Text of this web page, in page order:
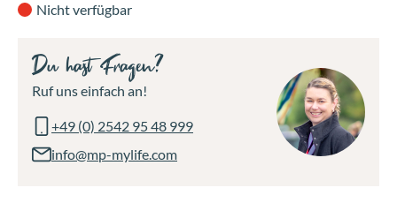
Nicht verfügbar
Du hast Fragen?
Ruf uns einfach an!
+49 (0) 2542 95 48 999
info@mp-mylife.com